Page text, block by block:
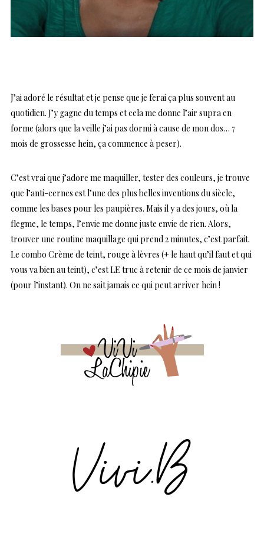
J’ai adoré le résultat et je pense que je ferai ça plus souvent au
quotidien. J’y gagne du temps et cela me donne l’air supra en
forme (alors que la veille j’ai pas dormi à cause de mon dos… 7
mois de grossesse hein, ça commence à peser).
C’est vrai que j’adore me maquiller, tester des couleurs, je trouve
que l’anti-cernes est l’une des plus belles inventions du siècle,
comme les bases pour les paupières. Mais il y a des jours, où la
flegme, le temps, l’envie me donne juste envie de rien. Alors,
trouver une routine maquillage qui prend 2 minutes, c’est parfait.
Le combo Crème de teint, rouge à lèvres (+ le haut qu’il faut et qui
vous va bien au teint), c’est LE truc à retenir de ce mois de janvier
(pour l’instant). On ne sait jamais ce qui peut arriver hein !